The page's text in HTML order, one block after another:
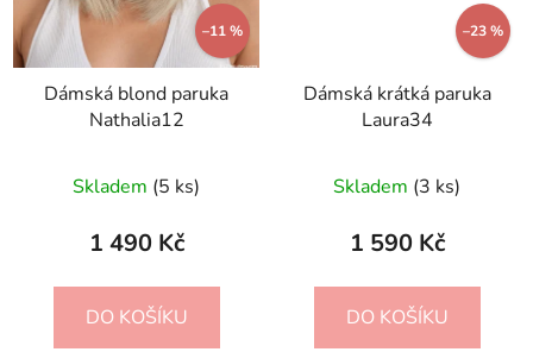
–11 %
Dámská blond paruka
Nathalia12
Skladem (5 ks)
1 490 Kč
DO KOŠÍKU
–23 %
Dámská krátká paruka
Laura34
Skladem (3 ks)
1 590 Kč
DO KOŠÍKU